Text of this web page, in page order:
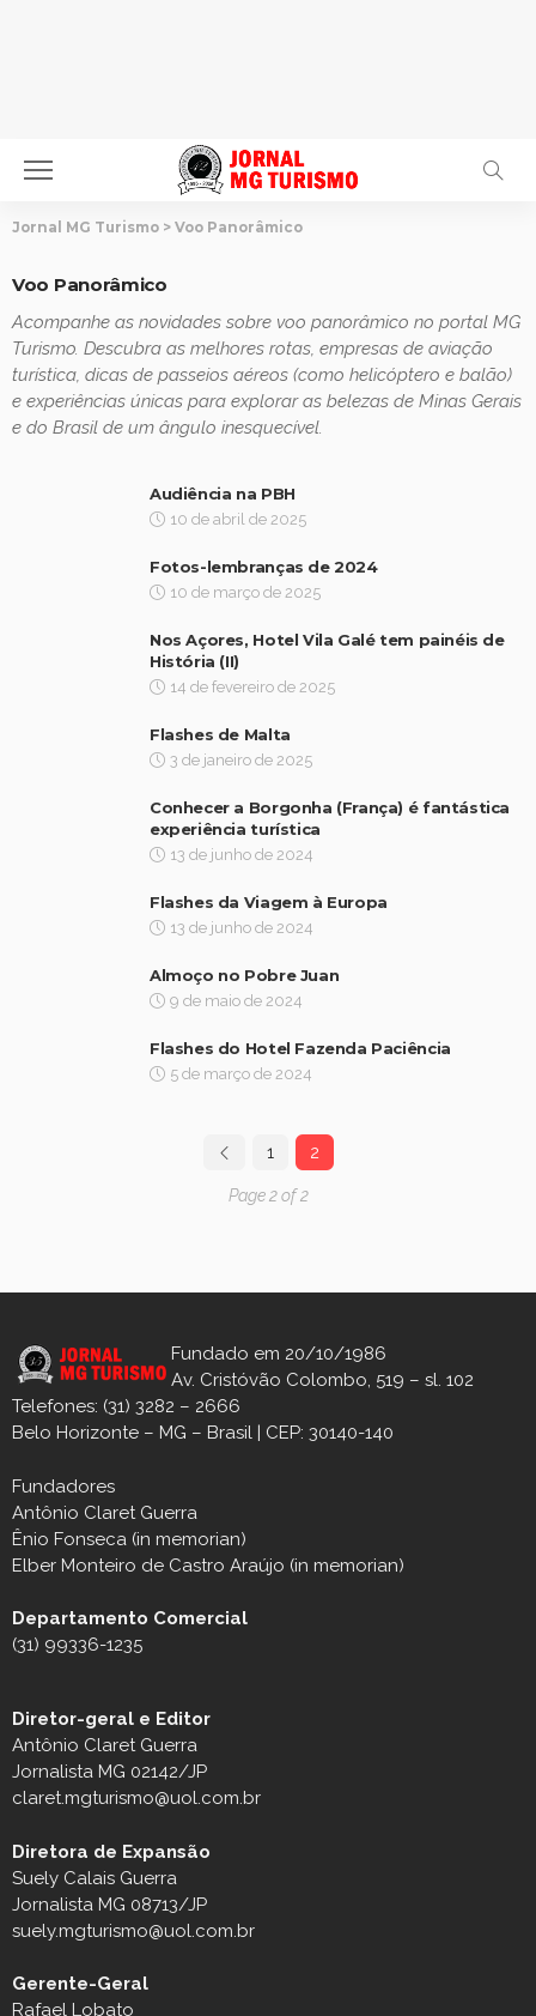
Jornal MG Turismo > Voo Panorâmico
Voo Panorâmico
Acompanhe as novidades sobre voo panorâmico no portal MG
Turismo. Descubra as melhores rotas, empresas de aviação
turística, dicas de passeios aéreos (como helicóptero e balão)
e experiências únicas para explorar as belezas de Minas Gerais
e do Brasil de um ângulo inesquecível.
Audiência na PBH
10 de abril de 2025
Fotos-lembranças de 2024
10 de março de 2025
Nos Açores, Hotel Vila Galé tem painéis de
História (II)
14 de fevereiro de 2025
Flashes de Malta
3 de janeiro de 2025
Conhecer a Borgonha (França) é fantástica
experiência turística
13 de junho de 2024
Flashes da Viagem à Europa
13 de junho de 2024
Almoço no Pobre Juan
9 de maio de 2024
Flashes do Hotel Fazenda Paciência
5 de março de 2024
1 2
Page 2 of 2
Fundado em 20/10/1986
Av. Cristóvão Colombo, 519 – sl. 102
Telefones: (31) 3282 – 2666
Belo Horizonte – MG – Brasil | CEP: 30140-140
Fundadores
Antônio Claret Guerra
Ênio Fonseca (in memorian)
Elber Monteiro de Castro Araújo (in memorian)
Departamento Comercial
(31) 99336-1235
Diretor-geral e Editor
Antônio Claret Guerra
Jornalista MG 02142/JP
claret.mgturismo@uol.com.br
Diretora de Expansão
Suely Calais Guerra
Jornalista MG 08713/JP
suely.mgturismo@uol.com.br
Gerente-Geral
Rafael Lobato